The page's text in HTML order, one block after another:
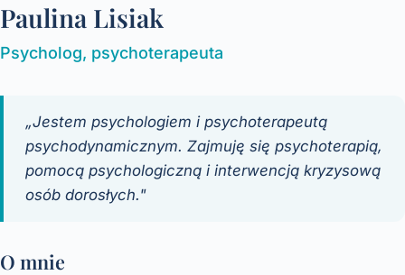
Paulina Lisiak
Psycholog, psychoterapeuta
„Jestem psychologiem i psychoterapeutą
psychodynamicznym. Zajmuję się psychoterapią,
pomocą psychologiczną i interwencją kryzysową
osób dorosłych."
O mnie